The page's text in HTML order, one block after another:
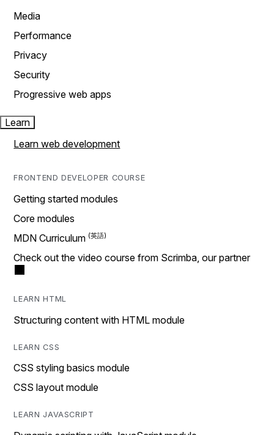
Media
Performance
Privacy
Security
Progressive web apps
Learn
Learn web development
FRONTEND DEVELOPER COURSE
Getting started modules
Core modules
MDN Curriculum
Check out the video course from Scrimba, our partner
LEARN HTML
Structuring content with HTML module
LEARN CSS
CSS styling basics module
CSS layout module
LEARN JAVASCRIPT